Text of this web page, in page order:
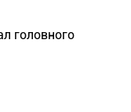
головного